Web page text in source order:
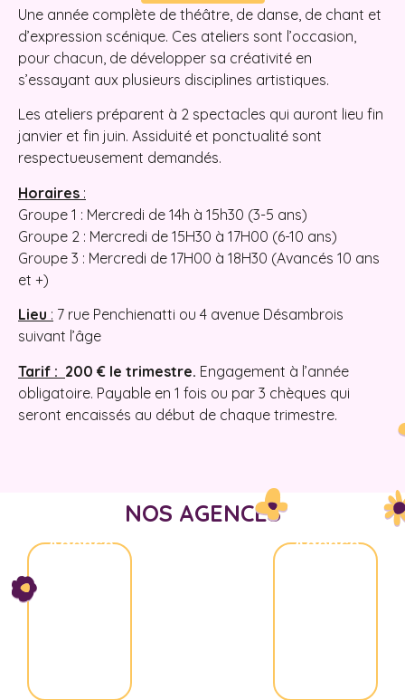
Une année complète de théâtre, de danse, de chant et
d’expression scénique. Ces ateliers sont l’occasion,
pour chacun, de développer sa créativité en
s’essayant aux plusieurs disciplines artistiques.
Les ateliers préparent à 2 spectacles qui auront lieu fin
janvier et fin juin. Assiduité et ponctualité sont
respectueusement demandés.
Horaires :
Groupe 1 : Mercredi de 14h à 15h30 (3-5 ans)
Groupe 2 : Mercredi de 15H30 à 17H00 (6-10 ans)
Groupe 3 : Mercredi de 17H00 à 18H30 (Avancés 10 ans
et +)
Lieu : 7 rue Penchienatti ou 4 avenue Désambrois
suivant l’âge
Tarif : 200 € le trimestre. Engagement à l’année
obligatoire. Payable en 1 fois ou par 3 chèques qui
seront encaissés au début de chaque trimestre.
NOS AGENCES
Agence
Agence